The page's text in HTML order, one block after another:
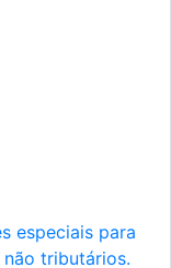
especiais para
tributários.